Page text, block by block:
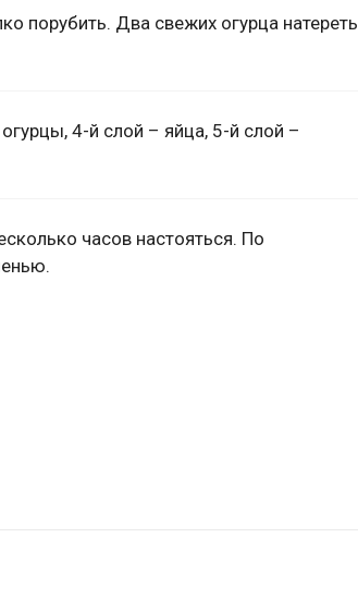
порубить. Два свежих огурца натереть
4-й слой – яйца, 5-й слой –
часов настояться. По